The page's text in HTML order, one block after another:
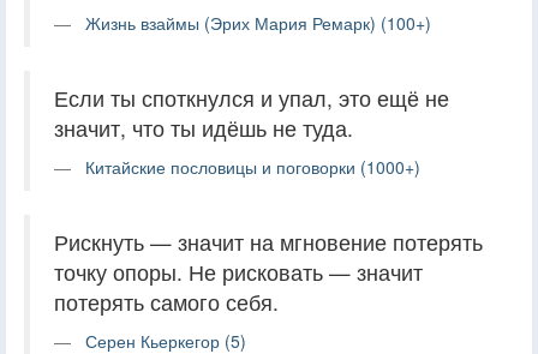
Жизнь взаймы (Эрих Мария Ремарк) (100+)
Если ты споткнулся и упал, это ещё не
значит, что ты идёшь не туда.
Китайские пословицы и поговорки (1000+)
Рискнуть — значит на мгновение потерять
точку опоры. Не рисковать — значит
потерять самого себя.
Серен Кьеркегор (5)